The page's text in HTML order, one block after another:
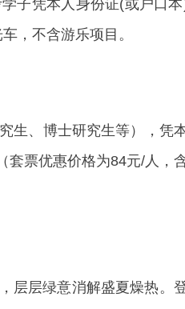
子凭本人身份证(或户口
，不含游乐项目。
生、博士研究生等），凭
套票优惠价格为84元/人，
层层绿意消解盛夏燥热。